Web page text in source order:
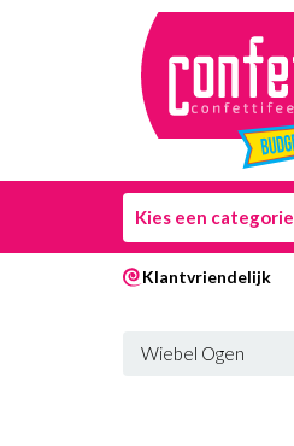
Kies een categorie
Klantvriendelijk
Wiebel Ogen